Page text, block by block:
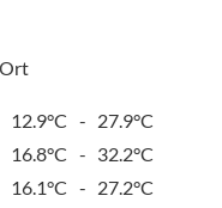
12.9°C - 27.9°C
16.8°C - 32.2°C
16.1°C - 27.2°C